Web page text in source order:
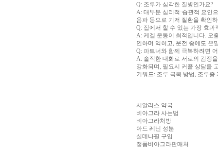
Q: 조루가 심각한 질병인가요?
A: 대부분 심리적·습관적 요인
음파 등으로 기저 질환을 확인
Q: 집에서 할 수 있는 가장 효과
A: 케겔 운동이 최적입니다. 오
인하며 익히고, 운전 중에도 은
Q: 파트너와 함께 극복하려면
A: 솔직한 대화로 서로의 감정
강화되며, 필요시 커플 상담을
키워드: 조루 극복 방법, 조루
시알리스 약국
비아그라 사는법
비아그라처방
아드 레닌 성분
실데나필 구입
정품비아그라판매처